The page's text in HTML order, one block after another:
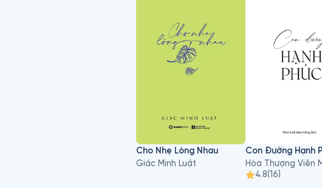
Cho Nhẹ Lòng Nhau
Giác Minh Luật
Con Đường Hạnh
Hòa Thượng Viên
4.8(16)